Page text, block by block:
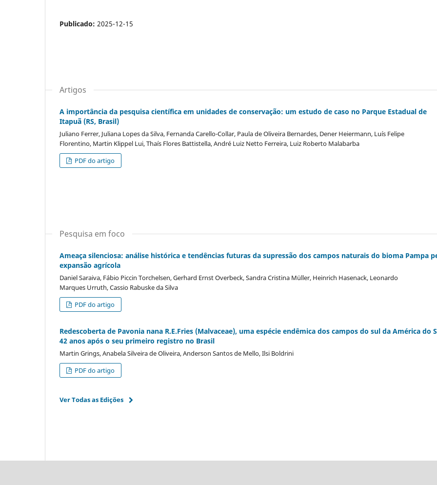
Publicado: 2025-12-15
Artigos
A importância da pesquisa científica em unidades de conservação: um estudo de caso no Parque Estadual de
Itapuã (RS, Brasil)
Juliano Ferrer, Juliana Lopes da Silva, Fernanda Carello-Collar, Paula de Oliveira Bernardes, Dener Heiermann, Luís Felipe
Florentino, Martin Klippel Lui, Thaís Flores Battistella, André Luiz Netto Ferreira, Luiz Roberto Malabarba
PDF do artigo
Pesquisa em foco
Ameaça silenciosa: análise histórica e tendências futuras da supressão dos campos naturais do bioma Pampa
expansão agrícola
Daniel Saraiva, Fábio Piccin Torchelsen, Gerhard Ernst Overbeck, Sandra Cristina Müller, Heinrich Hasenack, Leonardo
Marques Urruth, Cassio Rabuske da Silva
PDF do artigo
Redescoberta de Pavonia nana R.E.Fries (Malvaceae), uma espécie endêmica dos campos do sul da América do
42 anos após o seu primeiro registro no Brasil
Martin Grings, Anabela Silveira de Oliveira, Anderson Santos de Mello, Ilsi Boldrini
PDF do artigo
Ver Todas as Edições